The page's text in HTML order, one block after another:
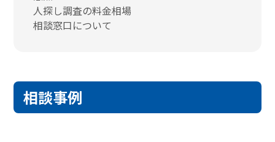
人探し調査の料金相場
相談窓口について
相談事例